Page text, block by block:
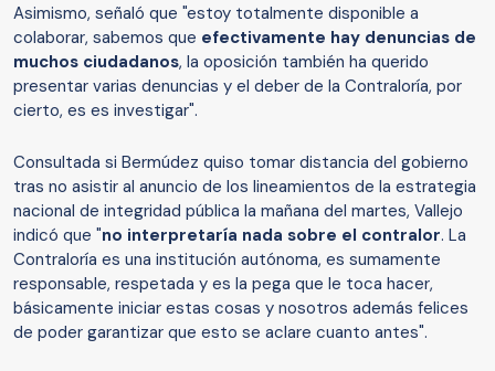
Asimismo, señaló que "estoy totalmente disponible a
colaborar, sabemos que efectivamente hay denuncias de
muchos ciudadanos, la oposición también ha querido
presentar varias denuncias y el deber de la Contraloría, por
cierto, es es investigar".
Consultada si Bermúdez quiso tomar distancia del gobierno
tras no asistir al anuncio de los lineamientos de la estrategia
nacional de integridad pública la mañana del martes, Vallejo
indicó que "no interpretaría nada sobre el contralor. La
Contraloría es una institución autónoma, es sumamente
responsable, respetada y es la pega que le toca hacer,
básicamente iniciar estas cosas y nosotros además felices
de poder garantizar que esto se aclare cuanto antes".